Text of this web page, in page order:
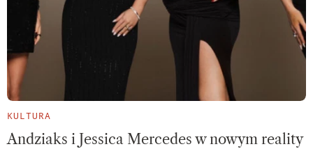
KULTURA
Andziaks i Jessica Mercedes w nowym reality